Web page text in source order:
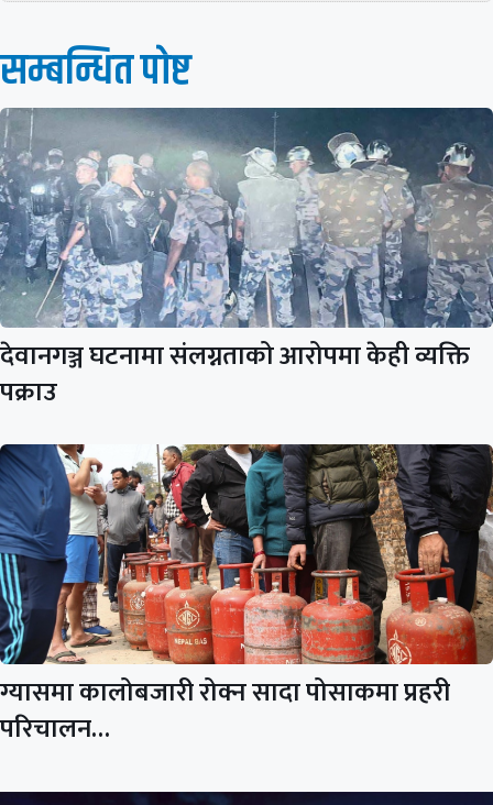
सम्बन्धित पाेष्ट
देवानगञ्ज घटनामा संलग्नताको आरोपमा केही व्यक्ति
पक्राउ
ग्यासमा कालोबजारी रोक्न सादा पोसाकमा प्रहरी
परिचालन…